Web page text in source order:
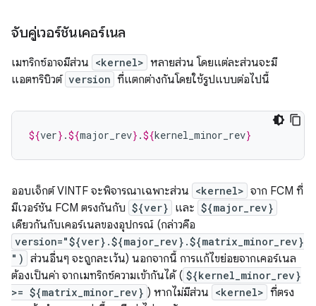
จับคู่เวอร์ชันเคอร์เนล
เมทริกซ์อาจมีส่วน <kernel> หลายส่วน โดยแต่ละส่วนจะมี
แอตทริบิวต์ version ที่แตกต่างกันโดยใช้รูปแบบต่อไปนี้
${ver} .${major_rev} .${kernel_minor_rev}
ออบเจ็กต์ VINTF จะพิจารณาเฉพาะส่วน <kernel> จาก FCM ที่
มีเวอร์ชัน FCM ตรงกันกับ ${ver} และ ${major_rev}
เดียวกันกับเคอร์เนลของอุปกรณ์ (กล่าวคือ
version="${ver}.${major_rev}.${matrix_minor_rev}
") ส่วนอื่นๆ จะถูกละเว้น) นอกจากนี้ การแก้ไขย่อยจากเคอร์เนล
ต้องเป็นค่า จากเมทริกซ์ความเข้ากันได้ ( ${kernel_minor_rev}
>= ${matrix_minor_rev} ) หากไม่มีส่วน <kernel> ที่ตรง